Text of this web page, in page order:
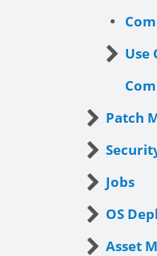
Use
Patch
Jobs
OS
Asset